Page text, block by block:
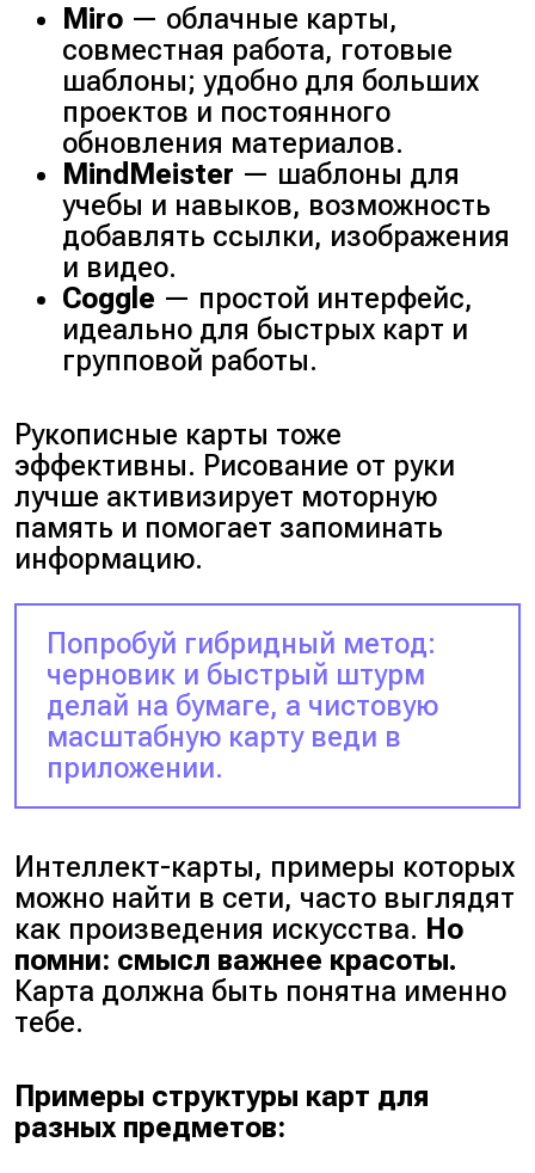
Miro — облачные карты,
совместная работа, готовые
шаблоны; удобно для больших
проектов и постоянного
обновления материалов.
MindMeister — шаблоны для
учебы и навыков, возможность
добавлять ссылки, изображения
и видео.
Coggle — простой интерфейс,
идеально для быстрых карт и
групповой работы.
Рукописные карты тоже
эффективны. Рисование от руки
лучше активизирует моторную
память и помогает запоминать
информацию.
Попробуй гибридный метод:
черновик и быстрый штурм
делай на бумаге, а чистовую
масштабную карту веди в
приложении.
Интеллект-карты, примеры которых
можно найти в сети, часто выглядят
как произведения искусства. Но
помни: смысл важнее красоты.
Карта должна быть понятна именно
тебе.
Примеры структуры карт для
разных предметов: